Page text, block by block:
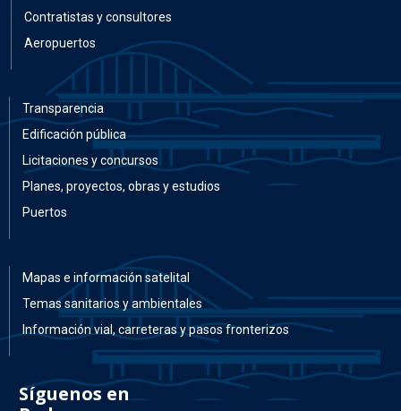
Contratistas y consultores
Aeropuertos
Transparencia
Edificación pública
Licitaciones y concursos
Planes, proyectos, obras y estudios
Puertos
Mapas e información satelital
Temas sanitarios y ambientales
Información vial, carreteras y pasos fronterizos
Síguenos en